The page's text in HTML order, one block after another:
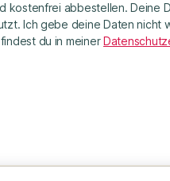
kostenfrei abbestellen. Deine
Ich gebe deine Daten nicht
du in meiner